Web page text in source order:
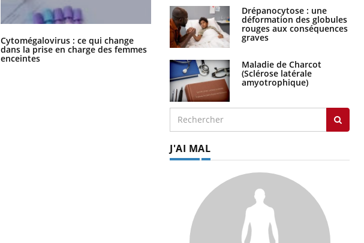
Cytomégalovirus : ce qui change
dans la prise en charge des femmes
enceintes
La sieste empêche-t-elle de dormir
la nuit ?
Drépanocytose : une
déformation des globules
rouges aux conséquences
graves
Maladie de Charcot
(Sclérose latérale
amyotrophique)
J'AI MAL